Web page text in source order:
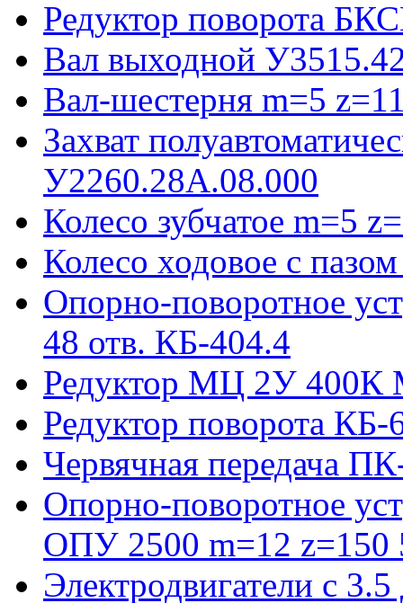
Редуктор поворота
Вал выходной
Вал-шестерня m=5
Захват
У2260.28А.08.000
Колесо зубчатое m=5
Колесо ходовое с
Опорно-поворотное
48 отв. КБ-404.4
Редуктор МЦ 2У 400К
Редуктор поворота КБ-
Червячная передача
Опорно-поворотное
ОПУ 2500 m=12 z=150
Электродвигатели с